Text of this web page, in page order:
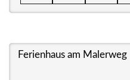
Ferienhaus am Malerweg